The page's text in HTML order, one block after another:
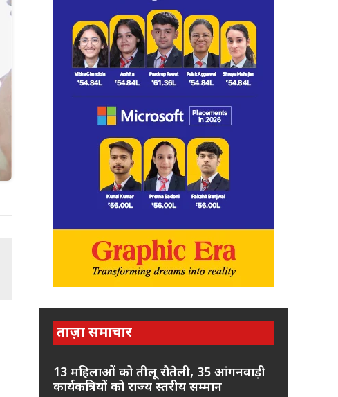
ताज़ा समाचार
13 महिलाओं को तीलू रौतेली, 35 आंगनवाड़ी
कार्यकत्रियों को राज्य स्तरीय सम्मान